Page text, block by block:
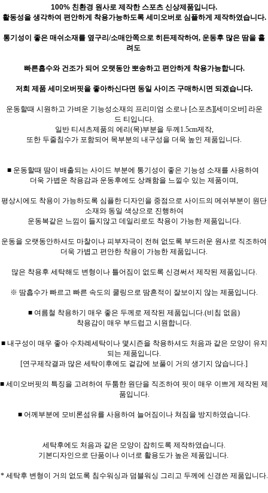
100% 친환경 원사로 제작한 스포츠 신상제품입니다.
활동성을 생각하여 편안하게 착용가능하도록 세미오버로 심플하게 제작하였습니다.
통기성이 좋은 매쉬소재를 옆구리/소매안쪽으로 히든제작하여, 운동후 많은 땀을 흘
려도
빠른흡수와 건조가 되어 오랫동안 뽀송하고 편안하게 착용가능합니다.
저희 제품 세미오버핏을 좋아하신다면 동일 사이즈 구매하시면 되겠습니다.
운동할때 시원하고 가벼운 기능성소재의 프리미엄 소로나 [스포츠][세미오버] 라운
드 티입니다.
일반 티셔츠제품의 에리(목)부분을 두께1.5cm제작,
또한 두줄침수가 포함되어 목부분의 내구성을 더욱 높인 제품입니다.
■ 운동할때 땀이 배출되는 사이드 부분에 통기성이 좋은 기능성 소재를 사용하여
더욱 가볍운 착용감과 운동후에도 상쾌함을 느낄수 있는 제품이며,
평상시에도 착용이 가능하도록 심플한 디자인을 중점으로 사이드의 메쉬부분이 원단
소재와 동일 색상으로 진행하여
운동복같은 느낌이 들지않고 데일리로도 착용이 가능한 제품입니다.
운동을 오랫동안하셔도 마찰이나 피부자극이 전혀 없도록 부드러운 원사로 직조하여
더욱 가볍고 편안한 착용이 가능한 제품입니다.
많은 착용후 세탁해도 변형이나 틀어짐이 없도록 신경써서 제작된 제품입니다.
※ 땀흡수가 빠르고 빠른 속도의 쿨링으로 땀흔적이 잘보이지 않는 제품입니다.
■ 여름철 착용하기 매우 좋은 두께로 제작된 제품입니다.(비침 없음)
착용감이 매우 부드럽고 시원합니다.
■ 내구성이 매우 좋아 수차례세탁이나 몇시즌을 착용하셔도 처음과 같은 모양이 유지
되는 제품입니다.
[연구제작결과 많은 세탁이후에도 겉감에 보풀이 거의 생기지 않습니다.]
■ 세미오버핏의 특징을 고려하여 두툼한 원단을 직조하여 핏이 매우 이쁘게 제작된 제
품입니다.
■ 어께부분에 모비론섬유를 사용하여 늘어짐이나 쳐짐을 방지하였습니다.
세탁후에도 처음과 같은 모양이 잡히도록 제작하였습니다.
기본디자인으로 단품이나 이너로 활용도가 높은 제품입니다.
* 세탁후 변형이 거의 없도록 침수워싱과 덤블워싱 그리고 두께에 신경쓴 제품입니다.